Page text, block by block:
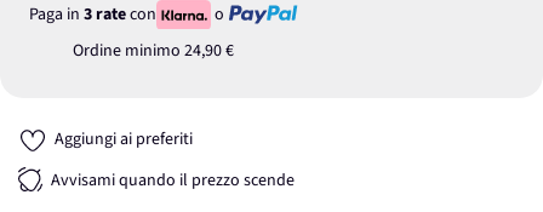
Paga in 3 ratecon
o
Ordine minimo 24,90 €
Aggiungi ai preferiti
Avvisami quando il prezzo scende